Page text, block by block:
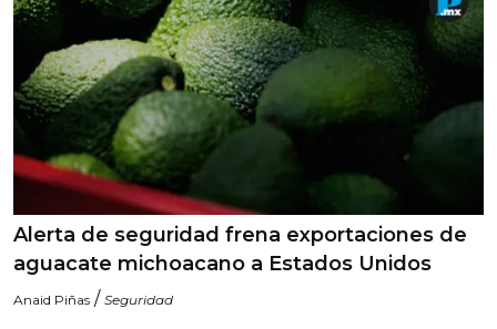
Alerta de seguridad frena exportaciones de
aguacate michoacano a Estados Unidos
Anaid Piñas / Seguridad